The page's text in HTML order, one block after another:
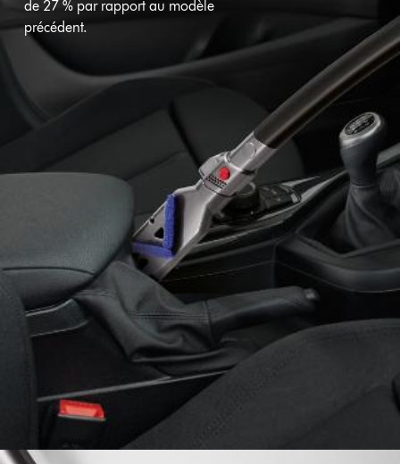
de 27 % par rapport au modèle
précédent.